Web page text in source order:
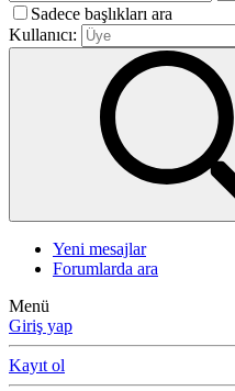
Sadece başlıkları ara
Kullanıcı:
Yeni mesajlar
Forumlarda ara
Menü
Giriş yap
Kayıt ol